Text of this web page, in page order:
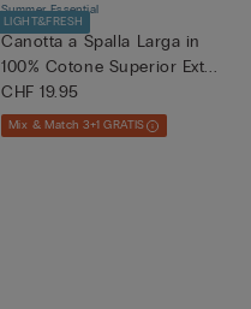
LIGHT&FRESH
Summer Essential
Canotta a Spalla Larga in
100% Cotone Superior Ext...
CHF 19.95
Mix & Match 3+1 GRATIS